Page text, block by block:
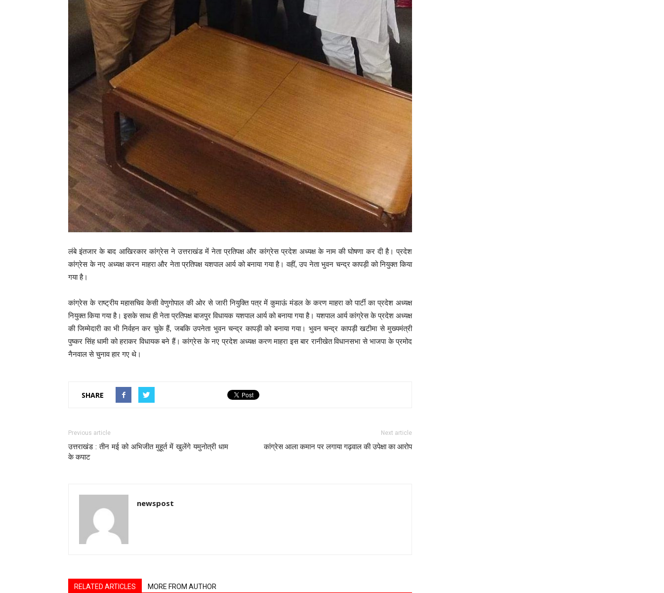
लंबे इंतजार के बाद आखिरकार कांग्रेस ने उत्तराखंड में नेता प्रतिपक्ष और कांग्रेस प्रदेश अध्यक्ष के नाम की घोषणा कर दी है। प्रदेश
कांग्रेस के नए अध्यक्ष करन माहरा और नेता प्रतिपक्ष यशपाल आर्य को बनाया गया है। वहीं, उप नेता भुवन चन्द्र कापड़ी को नियुक्त किया
गया है।
कांग्रेस के राष्ट्रीय महासचिव केसी वेणुगोपाल की ओर से जारी नियुक्ति पत्र में कुमाऊं मंडल के करण माहरा को पार्टी का प्रदेश अध्यक्ष
नियुक्त किया गया है। इसके साथ ही नेता प्रतिपक्ष बाजपुर विधायक यशपाल आर्य को बनाया गया है। यशपाल आर्य कांग्रेस के प्रदेश अध्यक्ष
की जिम्मेदारी का भी निर्वहन कर चुके हैं, जबकि उपनेता भुवन चन्द्र कापड़ी को बनाया गया। भुवन चन्द्र कापड़ी खटीमा से मुख्यमंत्री
पुष्कर सिंह धामी को हराकर विधायक बने हैं। कांग्रेस के नए प्रदेश अध्यक्ष करण माहरा इस बार रानीखेत विधानसभा से भाजपा के प्रमोद
नैनवाल से चुनाव हार गए थे।
SHARE
Previous article
उत्तराखंड : तीन मई को अभिजीत मुहूर्त में खुलेंगे यमुनोत्री धाम
के कपाट
Next article
कांग्रेस आला कमान पर लगाया गढ़वाल की उपेक्षा का आरोप
newspost
RELATED ARTICLES MORE FROM AUTHOR